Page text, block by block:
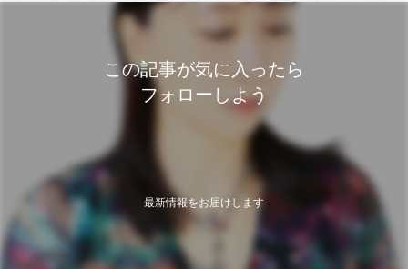
この記事が気に入ったら
フォローしよう
最新情報をお届けします